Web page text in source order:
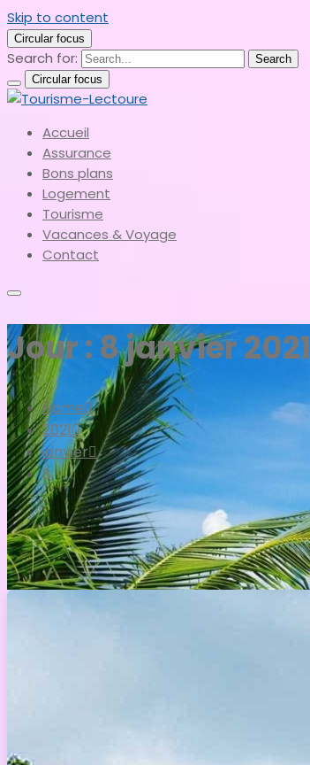
Skip to content
Circular focus
Search for:
Search
Circular focus
Tourisme-Lectoure
le meilleur du tourisme
Accueil
Assurance
Bons plans
Logement
Tourisme
Vacances & Voyage
Contact
Jour : 8 janvier 2021
Home
2021
janvier
8